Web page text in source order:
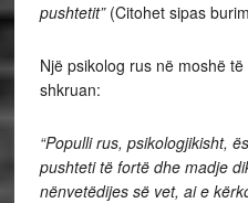
pushtetit” (Citohet sipas
Një psikolog rus në moshë
shkruan:
“Populli rus, psikologjikisht,
pushteti të fortë dhe madje
nënvetëdijes së vet, ai e